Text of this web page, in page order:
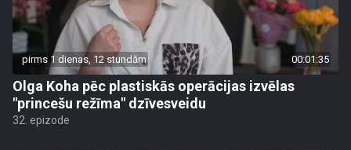
pirms 1 dienas, 12 stundām 00:01:35
Olga Koha pēc plastiskās operācijas izvēlas
"princešu režīma" dzīvesveidu
32. epizode